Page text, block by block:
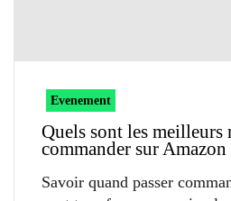
Evenement
Quels sont les meilleurs
commander sur Amazon
Savoir quand passer